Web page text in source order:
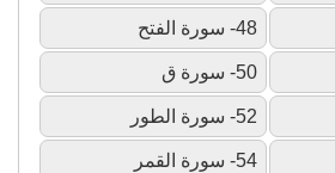
48- سورة الفتح
50- سورة ق
52- سورة الطور
54- سورة القمر